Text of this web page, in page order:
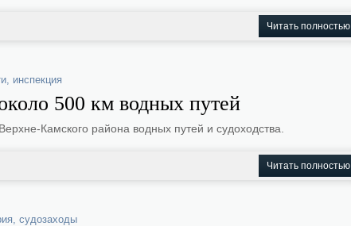
Читать полностью
, инспекция
500 км водных путей
Камского района водных путей и судоходства.
Читать полностью
, судозаходы